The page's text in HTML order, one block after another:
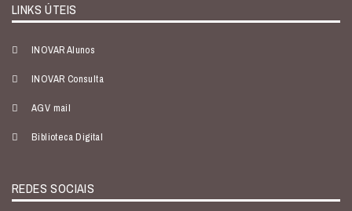
LINKS ÚTEIS
INOVAR Alunos
INOVAR Consulta
AGV mail
Biblioteca Digital
REDES SOCIAIS